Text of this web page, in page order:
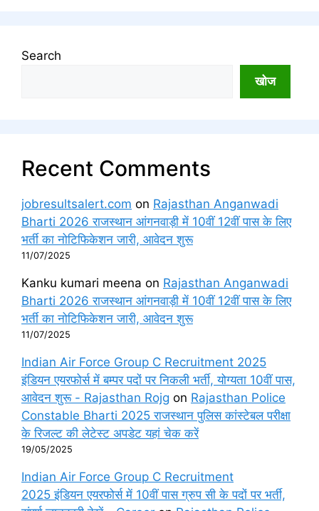
Search
खोज
Recent Comments
jobresultsalert.com on Rajasthan Anganwadi
Bharti 2026 राजस्थान आंगनवाड़ी में 10वीं 12वीं पास के लिए
भर्ती का नोटिफिकेशन जारी, आवेदन शुरू
11/07/2025
Kanku kumari meena on Rajasthan Anganwadi
Bharti 2026 राजस्थान आंगनवाड़ी में 10वीं 12वीं पास के लिए
भर्ती का नोटिफिकेशन जारी, आवेदन शुरू
11/07/2025
Indian Air Force Group C Recruitment 2025
इंडियन एयरफोर्स में बम्पर पदों पर निकली भर्ती, योग्यता 10वीं पास,
आवेदन शुरू - Rajasthan Rojg on Rajasthan Police
Constable Bharti 2025 राजस्थान पुलिस कांस्टेबल परीक्षा
के रिजल्ट की लेटेस्ट अपडेट यहां चेक करें
19/05/2025
Indian Air Force Group C Recruitment
2025 इंडियन एयरफोर्स में 10वीं पास ग्रुप सी के पदों पर भर्ती,